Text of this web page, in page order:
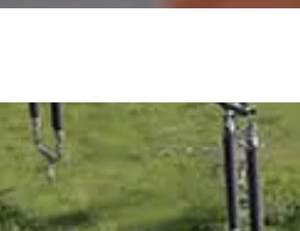
sich für gängige Formate